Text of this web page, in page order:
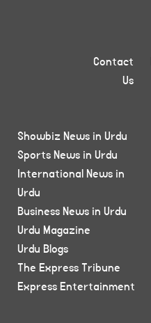
Contact
Us
Showbiz News in Urdu
Sports News in Urdu
International News in
Urdu
Business News in Urdu
Urdu Magazine
Urdu Blogs
The Express Tribune
Express Entertainment